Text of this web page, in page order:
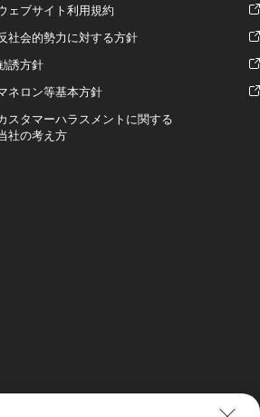
ェブサイト利用規約
社会的勢力に対する方針
誘方針
ネロン等基本方針
スタマーハラスメントに関する
社の考え方